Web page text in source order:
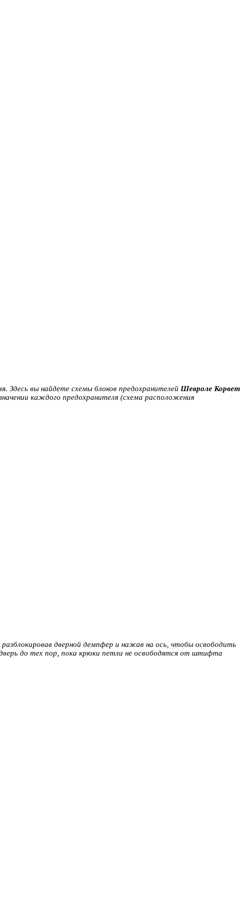
Здесь вы найдете схемы блоков предохранителей Шевроле Корвет
каждого предохранителя (схема расположения
дверной демпфер и нажав на ось, чтобы освободить
до тех пор, пока крюки петли не освободятся от штифта